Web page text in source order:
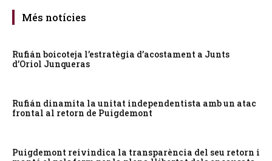
Més notícies
Rufián boicoteja l’estratègia d’acostament a Junts
d’Oriol Junqueras
Rufián dinamita la unitat independentista amb un atac
frontal al retorn de Puigdemont
Puigdemont reivindica la transparència del seu retorn i